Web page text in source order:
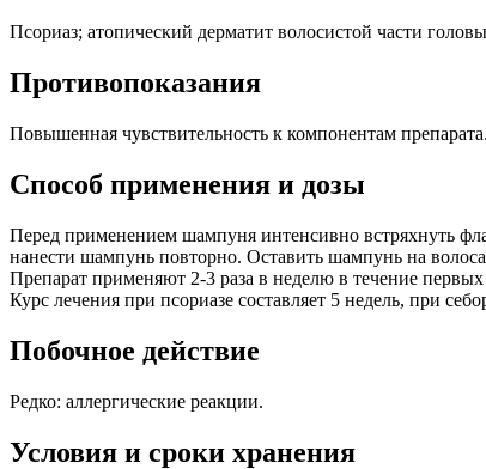
Псориаз; атопический дерматит волосистой части
Противопоказания
Повышенная чувствительность к компонентам препарата.
Способ применения и дозы
Перед применением шампуня интенсивно встряхнуть
нанести шампунь повторно. Оставить шампунь на
Препарат применяют 2-3 раза в неделю в течение первых
Курс лечения при псориазе составляет 5 недель, при
Побочное действие
Редко: аллергические реакции.
Условия и сроки хранения